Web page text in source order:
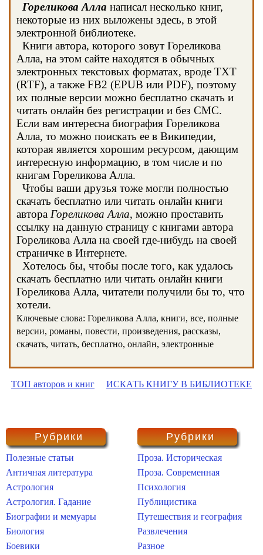
Гореликова Алла написал несколько книг,
некоторые из них выложены здесь, в этой
электронной библиотеке.
Книги автора, которого зовут Гореликова
Алла, на этом сайте находятся в обычных
электронных текстовых форматах, вроде TXT
(RTF), а также FB2 (EPUB или PDF), поэтому
их полные версии можно бесплатно скачать и
читать онлайн без регистрации и без СМС.
Если вам интересна биография Гореликова
Алла, то можно поискать ее в Википедии,
которая является хорошим ресурсом, дающим
интересную информацию, в том числе и по
книгам Гореликова Алла.
Чтобы ваши друзья тоже могли полностью
скачать бесплатно или читать онлайн книги
автора Гореликова Алла, можно проставить
ссылку на данную страницу с книгами автора
Гореликова Алла на своей где-нибудь на своей
страничке в Интернете.
Хотелось бы, чтобы после того, как удалось
скачать бесплатно или читать онлайн книги
Гореликова Алла, читатели получили бы то, что
хотели.
Ключевые слова: Гореликова Алла, книги, все, полные
версии, романы, повести, произведения, рассказы,
скачать, читать, бесплатно, онлайн, электронные
ТОП авторов и книг ИСКАТЬ КНИГУ В БИБЛИОТЕКЕ
Рубрики
Полезные статьи
Античная литература
Астрология
Астрология. Гадание
Биографии и мемуары
Биология
Боевики
Рубрики
Проза. Историческая
Проза. Современная
Психология
Публицистика
Путешествия и география
Развлечения
Разное